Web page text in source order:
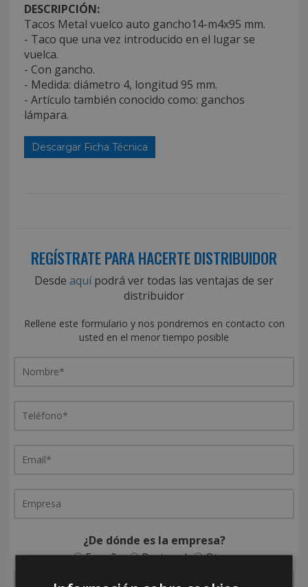
DESCRIPCIÓN:
Tacos Metal vuelco auto gancho14-m4x95 mm.
- Taco que una vez introducido en el lugar se
vuelca.
- Con gancho.
- Medida: diámetro 4, longitud 95 mm.
- Artículo también conocido como: ganchos
lámpara.
Descargar Ficha Técnica
REGÍSTRATE PARA HACERTE DISTRIBUIDOR
Desde aquípodrá ver todas las ventajas de ser
distribuidor
Rellene este formulario y nos pondremos en contacto con
usted en el menor tiempo posible
¿De dónde es la empresa?
España
Portugal Otros